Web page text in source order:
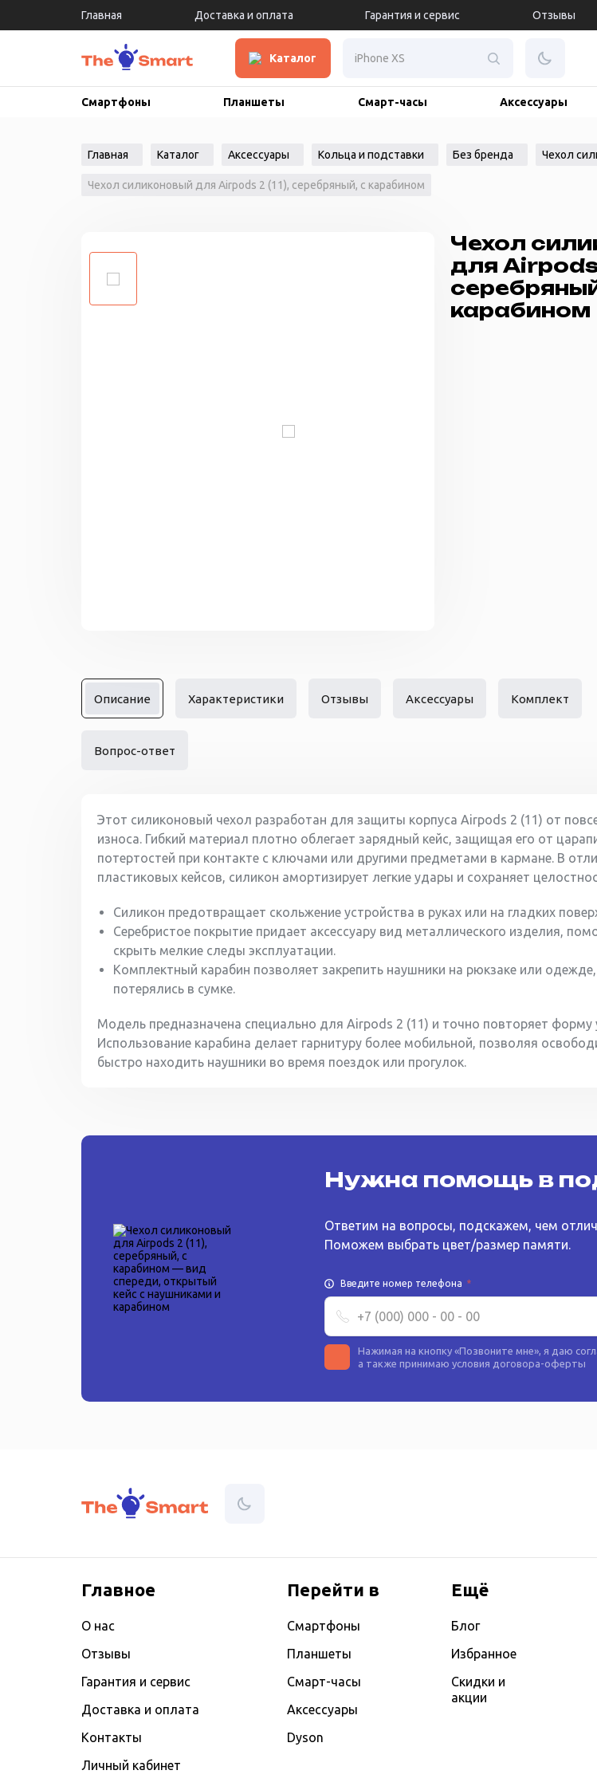
Главная Доставка и оплата Гарантия и сервис Отзывы
Каталог
Смартфоны Планшеты Смарт-часы Аксессуары
Главная Каталог Аксессуары Кольца и подставки Без бренда Чехол
Чехол силиконовый для Airpods 2 (11), серебряный, с карабином
Чехол
для Airpods
карабином
Описание Характеристики Отзывы Аксессуары Комплект
Вопрос-ответ
Этот силиконовый чехол разработан для защиты корпуса Airpods 2 (11) от
износа. Гибкий материал плотно облегает зарядный кейс, защищая его от
потертостей при контакте с ключами или другими предметами в кармане. В
пластиковых кейсов, силикон амортизирует легкие удары и сохраняет
Силикон предотвращает скольжение устройства в руках или на гладких
Серебристое покрытие придает аксессуару вид металлического изделия,
скрыть мелкие следы эксплуатации.
Комплектный карабин позволяет закрепить наушники на рюкзаке или
потерялись в сумке.
Модель предназначена специально для Airpods 2 (11) и точно повторяет форму
Использование карабина делает гарнитуру более мобильной, позволяя
быстро находить наушники во время поездок или прогулок.
Нужна помощь в
Ответим на вопросы, подскажем, чем
Поможем выбрать цвет/размер памяти.
Введите номер телефона *
Нажимая на кнопку «Позвоните мне», я даю
а также принимаю условия договора-оферты
Главное
О нас
Отзывы
Гарантия и сервис
Доставка и оплата
Контакты
Личный кабинет
Перейти в
Смартфоны
Планшеты
Смарт-часы
Аксессуары
Dyson
Ещё
Блог
Избранное
Скидки и
акции